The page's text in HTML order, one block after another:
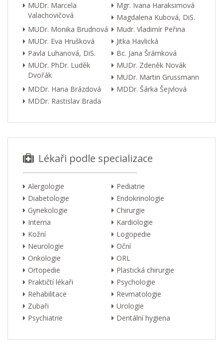
MUDr. Marcela
Valachovičová
Mgr. Ivana Haraksimová
Magdalena Kubová, DiS.
MUDr. Monika Brudnová
Mudr. Vladimír Peřina
MUDr. Eva Hrušková
Jitka Havlická
Pavla Luhanová, DiS.
Bc. Jana Šrámková
MUDr. PhDr. Luděk
Dvořák
MUDr. Zdeněk Novák
MUDr. Martin Grussmann
MDDr. Hana Brázdová
MDDr. Šárka Šejvlová
MDDr. Rastislav Brada
Lékaři podle specializace
Alergologie
Pediatrie
Diabetologie
Endokrinologie
Gynekologie
Chirurgie
Interna
Kardiologie
Kožní
Logopedie
Neurologie
Oční
Onkologie
ORL
Ortopedie
Plastická chirurgie
Praktičtí lékaři
Psychologie
Rehabilitace
Revmatologie
Zubaři
Urologie
Psychiatrie
Dentální hygiena